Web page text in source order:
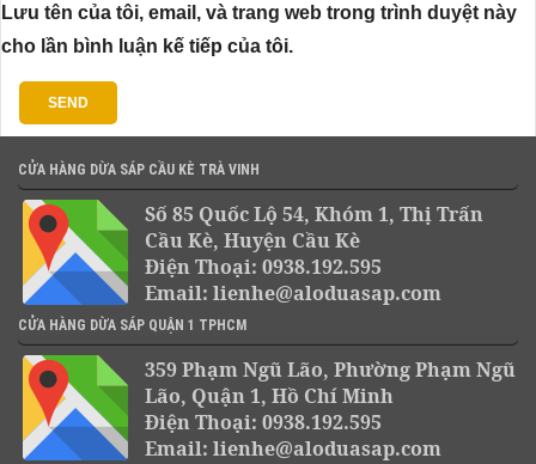
Lưu tên của tôi, email, và trang web trong trình duyệt này
cho lần bình luận kế tiếp của tôi.
CỬA HÀNG DỪA SÁP CẦU KÈ TRÀ VINH
Số 85 Quốc Lộ 54, Khóm 1, Thị Trấn
Cầu Kè, Huyện Cầu Kè
Điện Thoại: 0938.192.595
Email: lienhe@aloduasap.com
CỬA HÀNG DỪA SÁP QUẬN 1 TPHCM
359 Phạm Ngũ Lão, Phường Phạm Ngũ
Lão, Quận 1, Hồ Chí Minh
Điện Thoại: 0938.192.595
Email: lienhe@aloduasap.com